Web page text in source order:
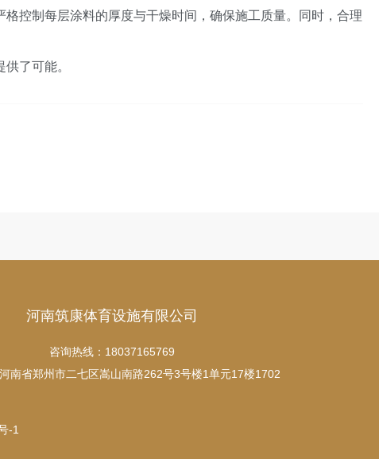
控制每层涂料的厚度与干燥时间，确保施工质量。同时，合理
了可能。
河南筑康体育设施有限公司
咨询热线：18037165769
南省郑州市二七区嵩山南路262号3号楼1单元17楼1702
-1